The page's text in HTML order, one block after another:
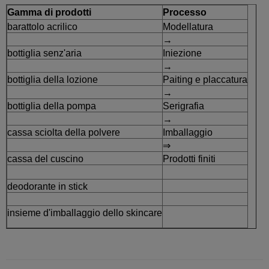
Gamma di prodotti
Processo
barattolo acrilico
Modellatura
→
bottiglia senz'aria
Iniezione
→
bottiglia della lozione
Paiting e placcatura
→
bottiglia della pompa
Serigrafia
→
cassa sciolta della polvere
Imballaggio
⇒
cassa del cuscino
Prodotti finiti
deodorante in stick
insieme d'imballaggio dello skincare